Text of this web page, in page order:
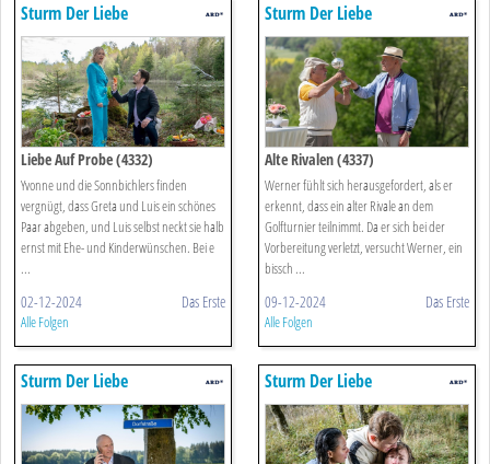
Sturm Der Liebe
Liebe Auf Probe (4332)
Yvonne und die Sonnbichlers finden
vergnügt, dass Greta und Luis ein schönes
Paar abgeben, und Luis selbst neckt sie halb
ernst mit Ehe- und Kinderwünschen. Bei e
...
02-12-2024 Das Erste
Alle Folgen
Sturm Der Liebe
Alte Rivalen (4337)
Werner fühlt sich herausgefordert, als er
erkennt, dass ein alter Rivale an dem
Golfturnier teilnimmt. Da er sich bei der
Vorbereitung verletzt, versucht Werner, ein
bissch ...
09-12-2024 Das Erste
Alle Folgen
Sturm Der Liebe Sturm Der Liebe